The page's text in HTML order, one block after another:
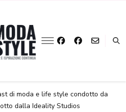
La moda a portata
di moda e life style condotto da
dalla Ideality Studios